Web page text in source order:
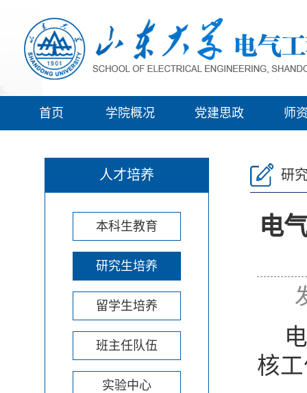
首页 学院概况 党建思政 师
人才培养
本科生教育
研究生培养
留学生培养
班主任队伍
实验中心
研
电
核